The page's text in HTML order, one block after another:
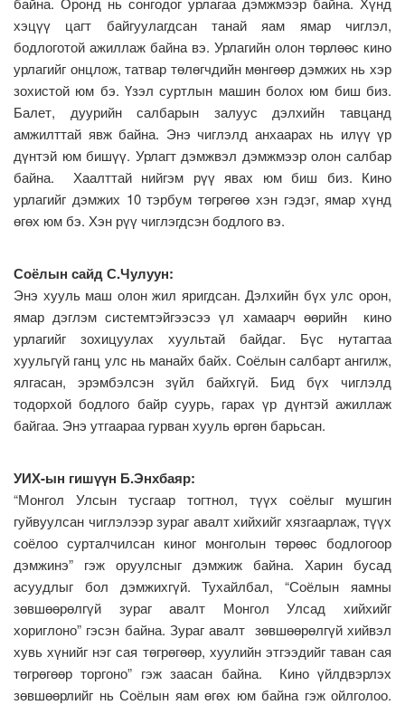
хэцүү цагт байгуулагдсан танай яам ямар чиглэл,
бодлоготой ажиллаж байна вэ. Урлагийн олон төрлөөс кино
урлагийг онцлож, татвар төлөгчдийн мөнгөөр дэмжих нь хэр
зохистой юм бэ. Үзэл суртлын машин болох юм биш биз.
Балет, дуурийн салбарын залуус дэлхийн тавцанд
амжилттай явж байна. Энэ чиглэлд анхаарах нь илүү үр
дүнтэй юм бишүү. Урлагт дэмжвэл дэмжмээр олон салбар
байна. Хаалттай нийгэм рүү явах юм биш биз. Кино
урлагийг дэмжих 10 тэрбум төгрөгөө хэн гэдэг, ямар хүнд
өгөх юм бэ. Хэн рүү чиглэгдсэн бодлого вэ.
Соёлын сайд С.Чулуун:
Энэ хууль маш олон жил яригдсан. Дэлхийн бүх улс орон,
ямар дэглэм системтэйгээсээ үл хамаарч өөрийн кино
урлагийг зохицуулах хуультай байдаг. Бүс нутагтаа
хуульгүй ганц улс нь манайх байх. Соёлын салбарт ангилж,
ялгасан, эрэмбэлсэн зүйл байхгүй. Бид бүх чиглэлд
тодорхой бодлого байр суурь, гарах үр дүнтэй ажиллаж
байгаа. Энэ утгаараа гурван хууль өргөн барьсан.
УИХ-ын гишүүн Б.Энхбаяр:
“Монгол Улсын тусгаар тогтнол, түүх соёлыг мушгин
гуйвуулсан чиглэлээр зураг авалт хийхийг хязгаарлаж, түүх
соёлоо сурталчилсан киног монголын төрөөс бодлогоор
дэмжинэ” гэж оруулсныг дэмжиж байна. Харин бусад
асуудлыг бол дэмжихгүй. Тухайлбал, “Соёлын яамны
зөвшөөрөлгүй зураг авалт Монгол Улсад хийхийг
хориглоно” гэсэн байна. Зураг авалт зөвшөөрөлгүй хийвэл
хувь хүнийг нэг сая төгрөгөөр, хуулийн этгээдийг таван сая
төгрөгөөр торгоно” гэж заасан байна. Кино үйлдвэрлэх
зөвшөөрлийг нь Соёлын яам өгөх юм байна гэж ойлголоо.